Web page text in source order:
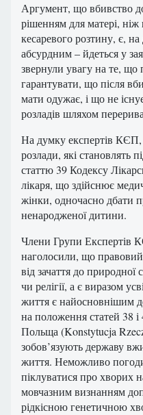
Аргумент, що вбивство
рішенням для матері,
кесаревого розтину, є,
абсурдним – йдеться у
звернули увагу на те, що
гарантувати, що після
мати одужає, і що не
розладів шляхом
На думку експертів КЄП,
розлади, які становлять
статтю 39 Кодексу
лікаря, що здійснює
жінки, одночасно дбати
ненародженої дитини.
Члени Групи Експертів
наголосили, що
від зачаття до природної
чи релігії, а є виразом
життя є найосновнішим
на положення статей 38 і
Польща (Konstytucja
зобов’язують державу
життя. Неможливо
піклуватися про хворих
мовчазним визнанням
рідкісною генетичною